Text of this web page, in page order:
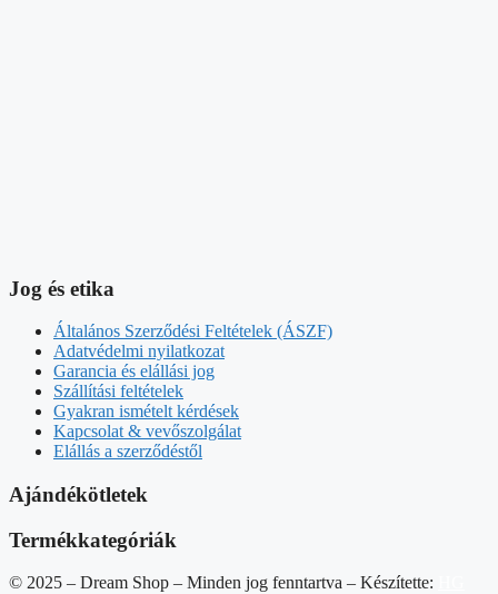
Jog és etika
Általános Szerződési Feltételek (ÁSZF)
Adatvédelmi nyilatkozat
Garancia és elállási jog
Szállítási feltételek
Gyakran ismételt kérdések
Kapcsolat & vevőszolgálat
Elállás a szerződéstől
Ajándékötletek
Termékkategóriák
© 2025 – Dream Shop – Minden jog fenntartva – Készítette: